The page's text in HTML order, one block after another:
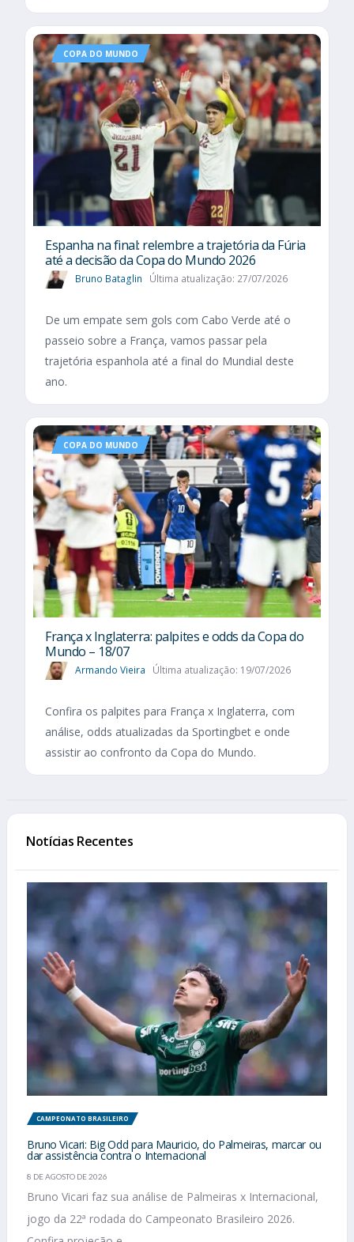
COPA DO MUNDO
Espanha na final: relembre a trajetória da Fúria
até a decisão da Copa do Mundo 2026
Bruno Bataglin Última atualização: 27/07/2026
De um empate sem gols com Cabo Verde até o
passeio sobre a França, vamos passar pela
trajetória espanhola até a final do Mundial deste
ano.
COPA DO MUNDO
França x Inglaterra: palpites e odds da Copa do
Mundo – 18/07
Armando Vieira Última atualização: 19/07/2026
Confira os palpites para França x Inglaterra, com
análise, odds atualizadas da Sportingbet e onde
assistir ao confronto da Copa do Mundo.
Notícias Recentes
CAMPEONATO BRASILEIRO
Bruno Vicari: Big Odd para Mauricio, do Palmeiras, marcar ou
dar assistência contra o Internacional
8 DE AGOSTO DE 2026
Bruno Vicari faz sua análise de Palmeiras x Internacional,
jogo da 22ª rodada do Campeonato Brasileiro 2026.